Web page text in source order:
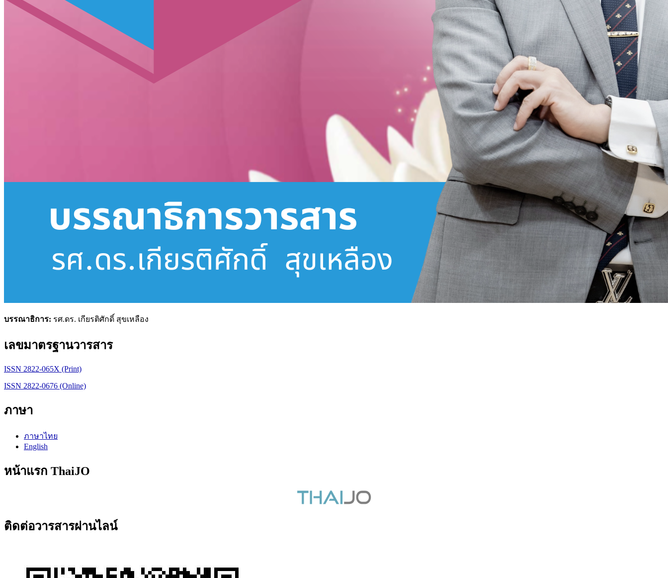
บรรณาธิการ: รศ.ดร. เกียรติศักดิ์ สุขเหลือง
เลขมาตรฐานวารสาร
ISSN 2822-065X (Print)
ISSN 2822-0676 (Online)
ภาษา
ภาษาไทย
English
หน้าแรก ThaiJO
ติดต่อวารสารผ่านไลน์